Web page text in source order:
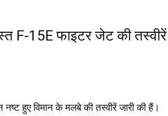
F-15E फाइटर जेट की तस्वीरें
नष्ट हुए विमान के मलबे की तस्वीरें जारी की हैं।